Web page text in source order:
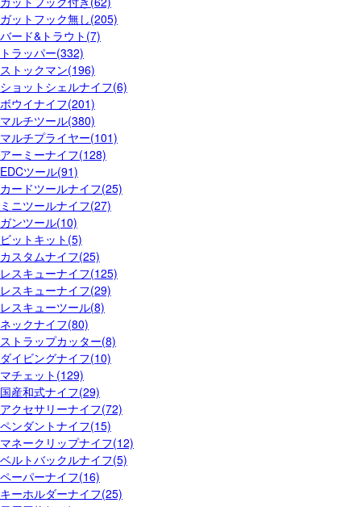
ガットフック無し(205)
バード&トラウト(7)
トラッパー(332)
ストックマン(196)
ショットシェルナイフ(6)
ボウイナイフ(201)
マルチツール(380)
マルチプライヤー(101)
アーミーナイフ(128)
EDCツール(91)
カードツールナイフ(25)
ミニツールナイフ(27)
ガンツール(10)
ビットキット(5)
カスタムナイフ(25)
レスキューナイフ(125)
レスキューナイフ(29)
レスキューツール(8)
ネックナイフ(80)
ストラップカッター(8)
ダイビングナイフ(10)
マチェット(129)
国産和式ナイフ(29)
アクセサリーナイフ(72)
ペンダントナイフ(15)
マネークリップナイフ(12)
ベルトバックルナイフ(5)
ペーパーナイフ(16)
キーホルダーナイフ(25)